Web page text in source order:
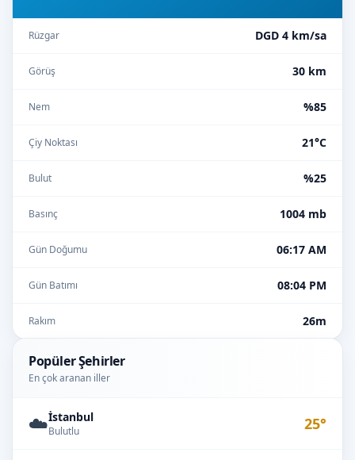
Rüzgar DGD 4 km/sa
Görüş 30 km
Nem %85
Çiy Noktası 21°C
Bulut %25
Basınç 1004 mb
Gün Doğumu 06:17 AM
Gün Batımı 08:04 PM
Rakım 26m
Popüler Şehirler
En çok aranan iller
☁️İstanbul
Bulutlu 25°